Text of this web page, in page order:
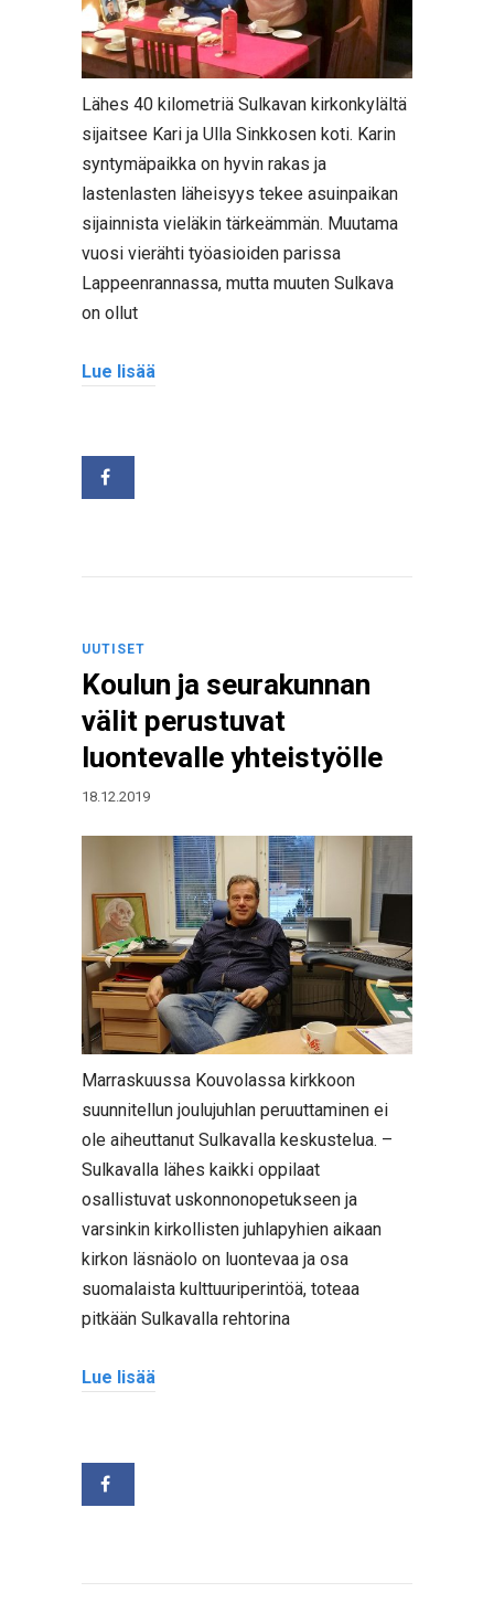
Lähes 40 kilometriä Sulkavan kirkonkylältä
sijaitsee Kari ja Ulla Sinkkosen koti. Karin
syntymäpaikka on hyvin rakas ja
lastenlasten läheisyys tekee asuinpaikan
sijainnista vieläkin tärkeämmän. Muutama
vuosi vierähti työasioiden parissa
Lappeenrannassa, mutta muuten Sulkava
on ollut
Lue lisää
UUTISET
Koulun ja seurakunnan
välit perustuvat
luontevalle yhteistyölle
18.12.2019
Marraskuussa Kouvolassa kirkkoon
suunnitellun joulujuhlan peruuttaminen ei
ole aiheuttanut Sulkavalla keskustelua. –
Sulkavalla lähes kaikki oppilaat
osallistuvat uskonnonopetukseen ja
varsinkin kirkollisten juhlapyhien aikaan
kirkon läsnäolo on luontevaa ja osa
suomalaista kulttuuriperintöä, toteaa
pitkään Sulkavalla rehtorina
Lue lisää